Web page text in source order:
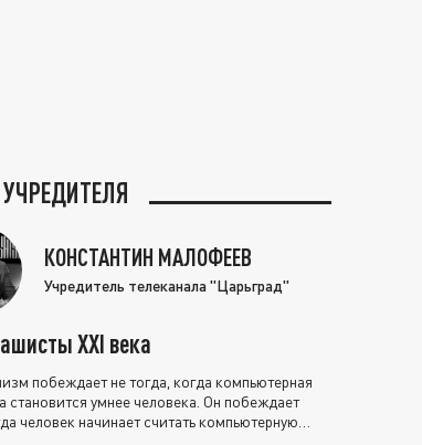
КОНСТАНТИН МАЛОФЕЕВ
Учредитель телеканала "Царьград"
XXI века
побеждает не тогда, когда компьютерная
становится умнее человека. Он побеждает
человек начинает считать компьютерную